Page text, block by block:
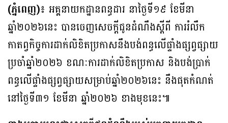
(ភ្នំពេញ)៖ អគ្គនាយកដ្ឋានពន្ធដារ នាថ្ងៃទី១៩​ ខែមីនា​
ឆ្នាំ២០២៦នេះ​ បានចេញសេចក្តីជូនដំណឹងស្តីពី​ ការរំលឹក
កាតព្វកិច្ចការដាក់លិខិតប្រកាសនឹងបង់ពន្ធលើផ្ទាំងផ្សព្វផ្សាយ
ប្រចាំឆ្នាំ២០២៦ ខណៈការដាក់លិខិតប្រកាស និងបង់ប្រាក់
ពន្ធលើផ្ទាំងផ្សព្វផ្សាយសម្រាប់ឆ្នាំ២០២៦នេះ​ នឹងផុតកំណត់
នៅថ្ងៃទី៣១ ខែមីនា ឆ្នាំ២០២៦ ខាងមុខនេះ៕